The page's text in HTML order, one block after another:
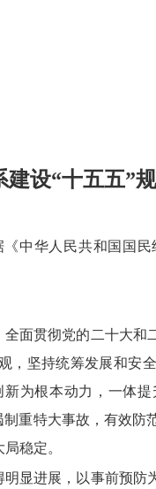
设“十五五”
中华人民共和国国
面贯彻党的二十大和
，坚持统筹发展和安
为根本动力，一体
重特大事故，有效防
稳定。
显进展，以事前预防